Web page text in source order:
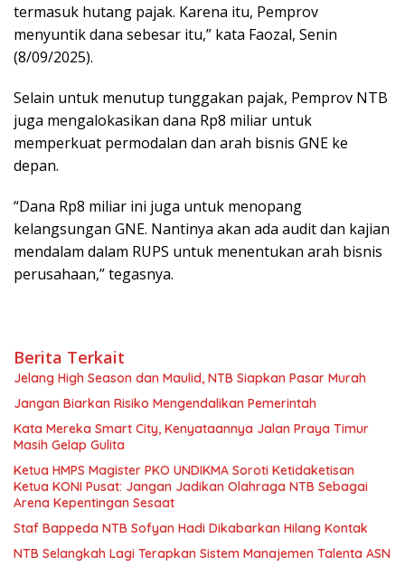
termasuk hutang pajak. Karena itu, Pemprov
menyuntik dana sebesar itu,” kata Faozal, Senin
(8/09/2025).
Selain untuk menutup tunggakan pajak, Pemprov NTB
juga mengalokasikan dana Rp8 miliar untuk
memperkuat permodalan dan arah bisnis GNE ke
depan.
“Dana Rp8 miliar ini juga untuk menopang
kelangsungan GNE. Nantinya akan ada audit dan kajian
mendalam dalam RUPS untuk menentukan arah bisnis
perusahaan,” tegasnya.
Berita Terkait
Jelang High Season dan Maulid, NTB Siapkan Pasar Murah
Jangan Biarkan Risiko Mengendalikan Pemerintah
Kata Mereka Smart City, Kenyataannya Jalan Praya Timur
Masih Gelap Gulita
Ketua HMPS Magister PKO UNDIKMA Soroti Ketidaketisan
Ketua KONI Pusat: Jangan Jadikan Olahraga NTB Sebagai
Arena Kepentingan Sesaat
Staf Bappeda NTB Sofyan Hadi Dikabarkan Hilang Kontak
NTB Selangkah Lagi Terapkan Sistem Manajemen Talenta ASN